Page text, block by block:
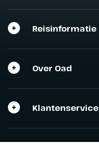
Reisinformatie
Over Oad
Klantenservice